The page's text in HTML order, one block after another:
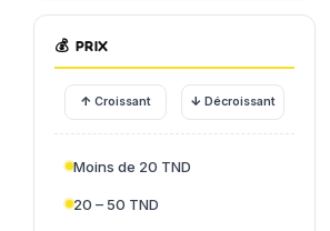
💰 PRIX
↑ Croissant ↓ Décroissant
Moins de 20 TND
20 – 50 TND